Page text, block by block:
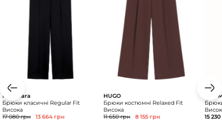
Max Mara
Брюки класичні Regular Fit
Висока
17 080 грн
13 664 грн
HUGO
Брюки костюмні Relaxed Fit
Висока
11 650 грн
8 155 грн
Max
15